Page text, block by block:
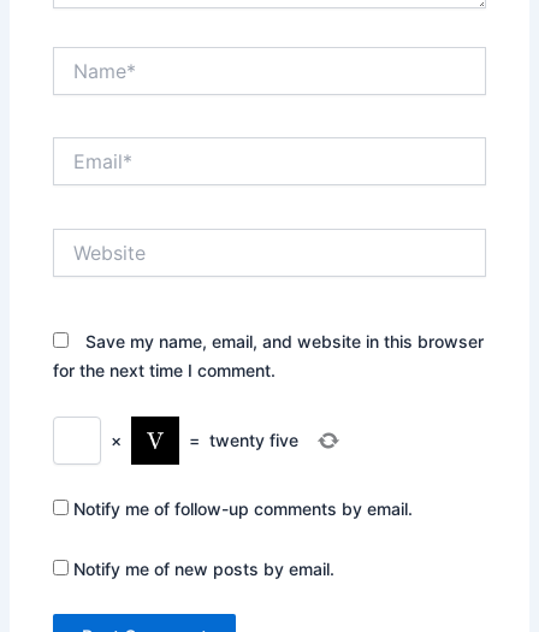
Save my name, email, and website in this browser
for the next time I comment.
× = twenty five
Notify me of follow-up comments by email.
Notify me of new posts by email.